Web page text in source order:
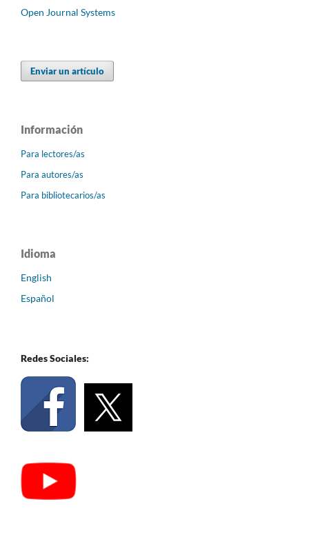
Open Journal Systems
Enviar un artículo
Información
Para lectores/as
Para autores/as
Para bibliotecarios/as
Idioma
English
Español
Redes Sociales: